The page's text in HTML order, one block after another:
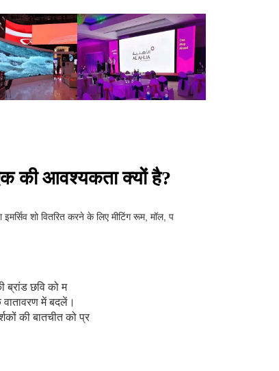
की आवश्यकता क्यों है?
शो वितरित करने के लिए मीटिंग रूम, मॉल, प
ब्रांड छवि को म
वातावरण में बदलें।
की बातचीत को प्र